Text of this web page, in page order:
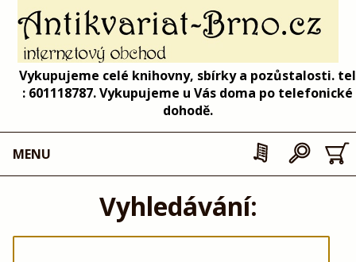
Vykupujeme celé knihovny, sbírky a pozůstalosti. tel
: 601118787. Vykupujeme u Vás doma po telefonické
dohodě.
MENU
Vyhledávání: